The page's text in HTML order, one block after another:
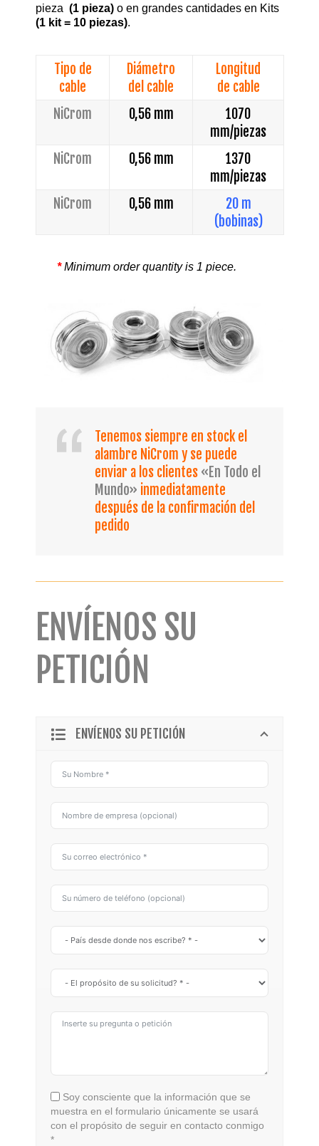
pieza (1 pieza) o en grandes cantidades en Kits
(1 kit = 10 piezas).
Tipo de
cable
Diámetro
del cable
Longitud
de cable
NiCrom
0,56 mm
1070
mm/piezas
NiCrom
0,56 mm
1370
mm/piezas
NiCrom
0,56 mm
20 m
(bobinas)
* Minimum order quantity is 1 piece.
Tenemos siempre en stock el
alambre NiCrom y se puede
enviar a los clientes «En Todo el
Mundo» inmediatamente
después de la confirmación del
pedido
ENVÍENOS SU
PETICIÓN
ENVÍENOS SU PETICIÓN
Soy consciente que la información que se
muestra en el formulario únicamente se usará
con el propósito de seguir en contacto conmigo
*